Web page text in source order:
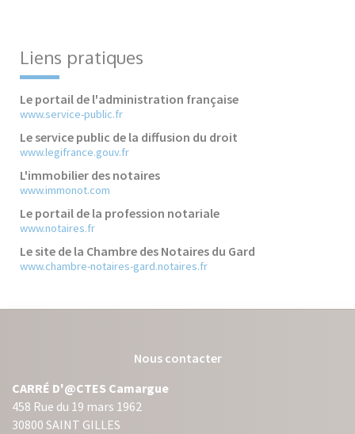
Liens pratiques
Le portail de l'administration française
www.service-public.fr
Le service public de la diffusion du droit
www.legifrance.gouv.fr
L'immobilier des notaires
www.immonot.com
Le portail de la profession notariale
www.notaires.fr
Le site de la Chambre des Notaires du Gard
www.chambre-notaires-gard.notaires.fr
Nous contacter
CARRÉ D'@CTES Camargue
458 Rue du 19 mars 1962
30800 SAINT GILLES